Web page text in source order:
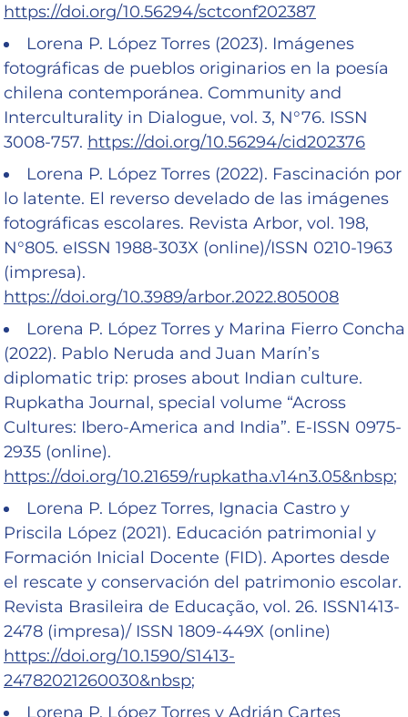
https://doi.org/10.56294/sctconf202387
Lorena P. López Torres (2023). Imágenes
fotográficas de pueblos originarios en la poesía
chilena contemporánea. Community and
Interculturality in Dialogue, vol. 3, N°76. ISSN
3008-757. https://doi.org/10.56294/cid202376
Lorena P. López Torres (2022). Fascinación por
lo latente. El reverso develado de las imágenes
fotográficas escolares. Revista Arbor, vol. 198,
N°805. eISSN 1988-303X (online)/ISSN 0210-1963
(impresa).
https://doi.org/10.3989/arbor.2022.805008
Lorena P. López Torres y Marina Fierro Concha
(2022). Pablo Neruda and Juan Marín’s
diplomatic trip: proses about Indian culture.
Rupkatha Journal, special volume “Across
Cultures: Ibero-America and India”. E-ISSN 0975-
2935 (online).
https://doi.org/10.21659/rupkatha.v14n3.05&nbsp;
Lorena P. López Torres, Ignacia Castro y
Priscila López (2021). Educación patrimonial y
Formación Inicial Docente (FID). Aportes desde
el rescate y conservación del patrimonio escolar.
Revista Brasileira de Educação, vol. 26. ISSN1413-
2478 (impresa)/ ISSN 1809-449X (online)
https://doi.org/10.1590/S1413-
24782021260030&nbsp;
Lorena P. López Torres y Adrián Cartes